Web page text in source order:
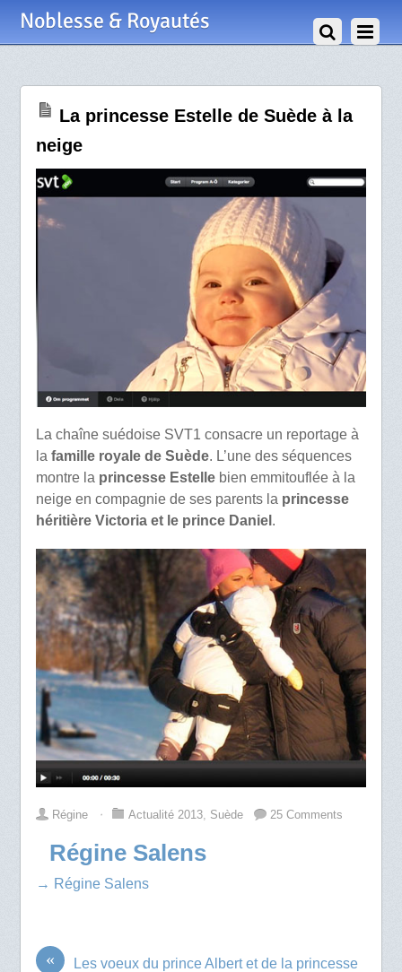
Noblesse & Royautés
La princesse Estelle de Suède à la
neige
La chaîne suédoise SVT1 consacre un reportage à
la famille royale de Suède. L’une des séquences
montre la princesse Estellebien emmitouflée à la
neige en compagnie de ses parents la princesse
héritière Victoria et le prince Daniel .
Régine ⋅ Actualité 2013, Suède 25 Comments
Régine Salens
→ Régine Salens
«
Les voeux du prince Albert et de la princesse